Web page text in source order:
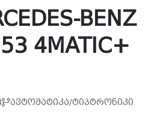
BENZ
4MATIC+
ავტომატიკა/ტიპტრონიკი